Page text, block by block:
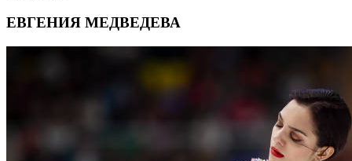
ЕВГЕНИЯ МЕДВЕДЕВА